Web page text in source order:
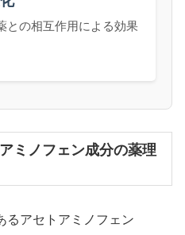
との相互作用による効果
ミノフェン成分の薬理
るアセトアミノフェン